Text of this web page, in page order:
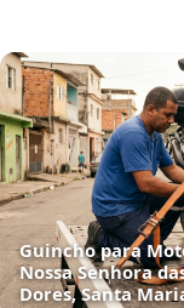
Guincho para
Nossa Senhora
Dores, Santa